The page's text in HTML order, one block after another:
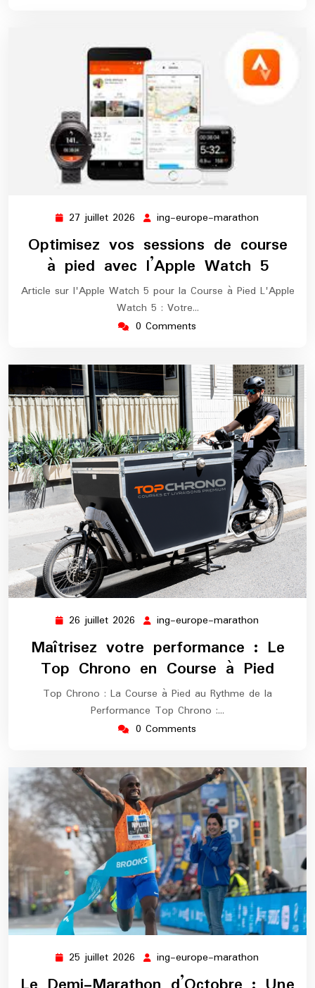
27 juillet 2026 27
2026
ing-europe-marathon
marathon
Optimisez vos sessions de course
à pied avec l’Apple Watch 5
Article sur l'Apple Watch 5 pour la Course à Pied L'Apple
Watch 5 : Votre…
0 Comments
26 juillet 2026 26
2026
ing-europe-marathon
europe-
marathon
Maîtrisez votre performance : Le
Top Chrono en Course à Pied
Top Chrono : La Course à Pied au Rythme de la
Performance Top Chrono :…
0 Comments
25 juillet 2026 25
juillet
ing-europe-marathon
europe-